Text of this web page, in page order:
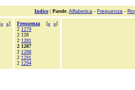
Indice| Parole: Alfabetica - Frequenza -
« »]
Frequenza [« »]
2 1279
2 128
2 1281
2 1287
2 1288
2 1291
2 1294